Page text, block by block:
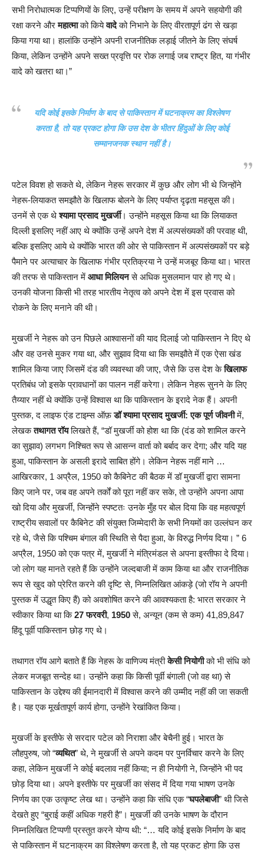
सभी निरोधात्मक टिप्पणियों के लिए, उन्हें परीक्षण के समय में अपने सहयोगी की
रक्षा करने औरमहात्माको कियेवादेको निभाने के लिए वीरतापूर्ण ढंग से खड़ा
किया गया था। हालांकि उन्होंने अपनी राजनीतिक लड़ाई जीतने के लिए संघर्ष
किया, लेकिन उन्होंने अपने सख्त प्रवृत्ति पर रोक लगाई जब राष्ट्र हित, या गंभीर
वादे को खतरा था।”
यदि कोई इसके निर्माण के बाद से पाकिस्तान में घटनाक्रम का विश्लेषण
करता है, तो यह प्रकट होगा कि उस देश के भीतर हिंदुओं के लिए कोई
सम्मानजनक स्थान नहीं है।
पटेल विवश हो सकते थे, लेकिन नेहरू सरकार में कुछ और लोग भी थे जिन्होंने
नेहरू-लियाकत समझौते के खिलाफ बोलने के लिए पर्याप्त दृढ़ता महसूस की।
उनमें से एक थेश्यामा प्रसाद मुखर्जी। उन्होंने महसूस किया था कि लियाकत
दिल्ली इसलिए नहीं आए थे क्योंकि उन्हें अपने देश में अल्पसंख्यकों की परवाह थी,
बल्कि इसलिए आये थे क्योंंकि भारत की ओर से पाकिस्तान में अल्पसंख्यकों पर बड़े
पैमाने पर अत्याचार के खिलाफ गंभीर प्रतिक्रया ने उन्हें मजबूर किया था। भारत
की तरफ से पाकिस्तान में आधा मिलियनसे अधिक मुसलमान पार हो गए थे।
उनकी योजना किसी भी तरह भारतीय नेतृत्व को अपने देश में इस प्रवास को
रोकने के लिए मनाने की थी।
मुखर्जी ने नेहरू को उन पिछले आश्वासनों की याद दिलाई जो पाकिस्तान ने दिए थे
और वह उनसे मुकर गया था, और सुझाव दिया था कि समझौते में एक ऐसा खंड
शामिल किया जाए जिसमें दंड की व्यवस्था की जाए, जैसे कि उस देश केखिलाफ
प्रतिबंध जो इसके प्रावधानों का पालन नहीं करेगा। लेकिन नेहरू सुनने के लिए
तैय्यार नहीं थे क्योंकि उन्हें विश्वास था कि पाकिस्तान के इरादे नेक हैं। अपनी
पुस्तक, द लाइफ एंड टाइम्स ऑफ़डॉ श्यामा प्रसाद मुखर्जी: एक पूर्ण जीवनीमें,
लेखकतथागत रॉयलिखते हैं, “डॉ मुखर्जी को होश था कि (दंड को शामिल करने
का सुझाव) लगभग निश्चित रूप से आसन्न वार्ता को बर्बाद कर देगा; और यदि यह
हुआ, पाकिस्तान के असली इरादे साबित होंगे। लेकिन नेहरू नहीं माने …
आखिरकार, 1 अप्रैल, 1950 को कैबिनेट की बैठक में डॉ मुखर्जी द्वारा सामना
किए जाने पर, जब वह अपने तर्कों को पूरा नहीं कर सके, तो उन्होंने अपना आपा
खो दिया और मुखर्जी, जिन्होंंने स्पष्टतः उनके मुँह पर बोल दिया कि वह महत्वपूर्ण
राष्ट्रीय सवालों पर कैबिनेट की संयुक्त जिम्मेदारी के सभी नियमों का उल्लंघन कर
रहे थे, जैसे कि पश्चिम बंगाल की स्थिति से पैदा हुआ, के विरुद्ध निर्णय दिया। ” 6
अप्रैल, 1950 को एक पत्र में, मुखर्जी ने मंत्रिमंडल से अपना इस्तीफा दे दिया।
जो लोग यह मानते रहते हैं कि उन्होंने जल्दबाजी में काम किया था और राजनीतिक
रूप से खुद को प्रेरित करने की दृष्टि से, निम्नलिखित आंकड़े (जो रॉय ने अपनी
पुस्तक में उद्धृत किए हैं) को अवशोषित करने की आवश्यकता है: भारत सरकार ने
स्वीकार किया था कि27 फरवरी, 1950से, अन्यून (कम से कम) 41,89,847
हिंदू पूर्वी पाकिस्तान छोड़ गए थे।
तथागत रॉय आगे बताते हैं कि नेहरू के वाणिज्य मंत्रीकेसी नियोगीको भी संधि को
लेकर मजबूत सन्देह था। उन्होंने कहा कि किसी पूर्वी बंगाली (जो वह था) से
पाकिस्तान के उद्देश्य की ईमानदारी में विश्वास करने की उम्मीद नहीं की जा सकती
है। यह एक मूर्खतापूर्ण कार्य होगा, उन्होंने रेखांकित किया।
मुखर्जी के इस्तीफे से सरदार पटेल को निराशा और बेचैनी हुई। भारत के
लौहपुरुष, जो “व्यथित” थे, ने मुखर्जी से अपने कदम पर पुनर्विचार करने के लिए
कहा, लेकिन मुखर्जी ने कोई बदलाव नहीं किया; न ही नियोगी ने, जिन्होंने भी पद
छोड़ दिया था। अपने इस्तीफे पर मुखर्जी का संसद में दिया गया भाषण उनके
निर्णय का एक उत्कृष्ट लेख था। उन्होंने कहा कि संधि एक “घपलेबाजी” थी जिसे
देखते हुए “बुराई कहीं अधिक गहरी है”। मुखर्जी की उनके भाषण के दौरान
निम्नलिखित टिप्पणी प्रस्तुत करने योग्य थी: “… यदि कोई इसके निर्माण के बाद
से पाकिस्तान में घटनाक्रम का विश्लेषण करता है, तो यह प्रकट होगा कि उस